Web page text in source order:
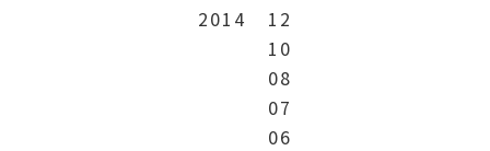
2014
12
10
08
07
06